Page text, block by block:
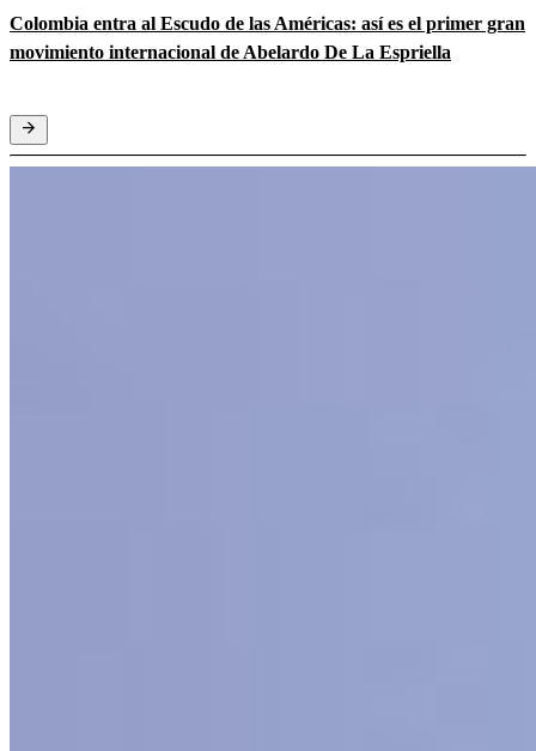
Colombia entra al Escudo de las Américas: así es el primer gran
movimiento internacional de Abelardo De La Espriella